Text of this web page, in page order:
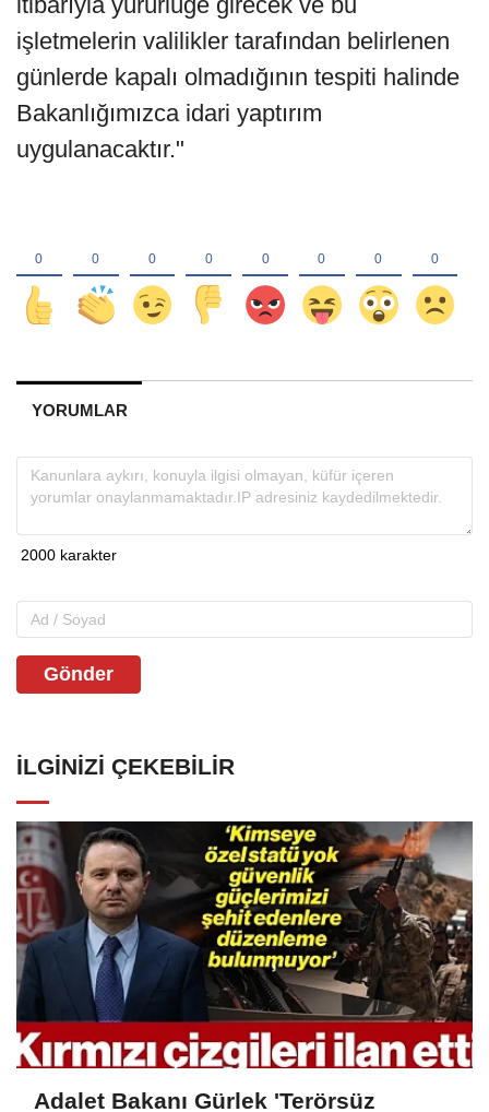
işletmelerin valilikler tarafından belirlenen
günlerde kapalı olmadığının tespiti halinde
Bakanlığımızca idari yaptırım
uygulanacaktır."
YORUMLAR
Gönder
İLGINIZI ÇEKEBILIR
Adalet Bakanı Gürlek 'Terörsüz